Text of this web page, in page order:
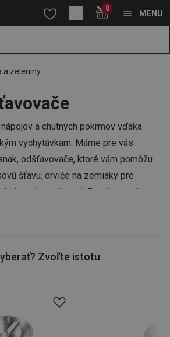
Lisy a odšťavovače
na hlavný obsah
na vyhľadávanie
Prejsť na navigáciu 0
MENU
a zeleniny
a chutných pokrmov vďaka
vychytávkam. Máme pre vás
odšťavovače, ktoré vám pomôžu
šťavu, drviče na zemiaky pre
aj pasírovacie sitá. Pozrite sa aj na
napríklad
Zvoľte istotu